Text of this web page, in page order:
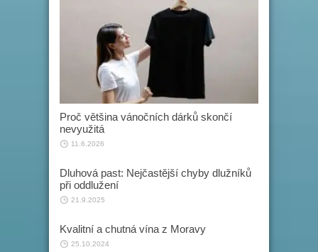
Proč většina vánočních dárků skončí
nevyužitá
11.6.2026
Dluhová past: Nejčastější chyby dlužníků
při oddlužení
21.9.2025
Kvalitní a chutná vína z Moravy
25.10.2024